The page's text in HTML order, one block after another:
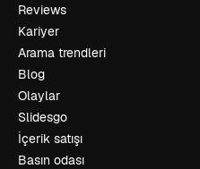
Reviews
Kariyer
Arama trendleri
Blog
Olaylar
Slidesgo
İçerik satışı
Basın odası